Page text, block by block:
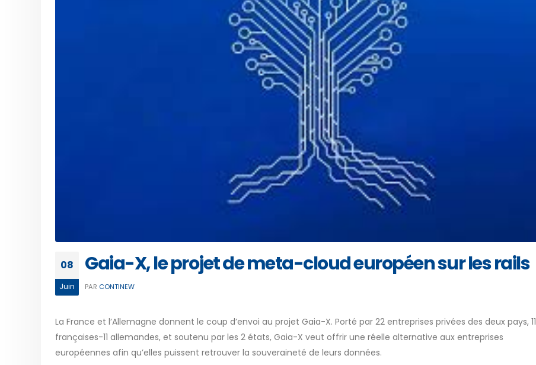
08
Juin
Gaia-X, le projet de meta-cloud européen sur les rails
PAR CONTINEW
La France et l’Allemagne donnent le coup d’envoi au projet Gaia-X. Porté par 22 entreprises privées des deux pays, 11
françaises-11 allemandes, et soutenu par les 2 états, Gaia-X veut offrir une réelle alternative aux entreprises
européennes afin qu’elles puissent retrouver la souveraineté de leurs données.